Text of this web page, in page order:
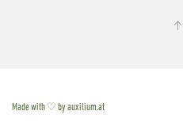
Made with ♡ by auxilium.at